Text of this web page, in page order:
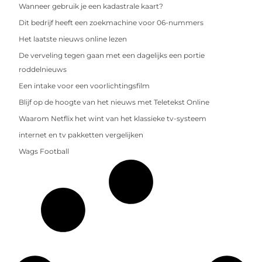
Wanneer gebruik je een kadastrale kaart?
Dit bedrijf heeft een zoekmachine voor 06-nummers
Het laatste nieuws online lezen
De verveling tegen gaan met een dagelijks een portie
roddelnieuws
Een intake voor een voorlichtingsfilm
Blijf op de hoogte van het nieuws met Teletekst Online
Waarom Netflix het wint van het klassieke tv-systeem
internet en tv pakketten vergelijken
Wags Football